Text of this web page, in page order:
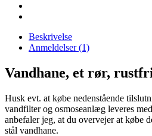
Beskrivelse
Anmeldelser (1)
Vandhane, et rør,
Husk evt. at købe nedenstående
vandfilter og osmoseanlæg leveres
anbefaler jeg, at du overvejer at købe
stål vandhane.